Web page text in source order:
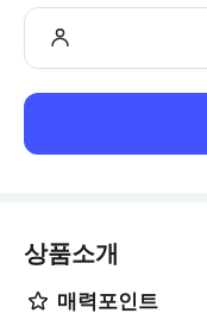
상품소개
매력포인트